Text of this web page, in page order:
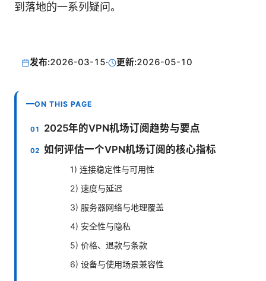
到落地的一系列疑问。
发布:2026-03-15· 更新:2026-05-10
ON THIS PAGE
2025年的VPN机场订阅趋势与要点
如何评估一个VPN机场订阅的核心指标
1) 连接稳定性与可用性
2) 速度与延迟
3) 服务器网络与地理覆盖
4) 安全性与隐私
5) 价格、退款与条款
6) 设备与使用场景兼容性